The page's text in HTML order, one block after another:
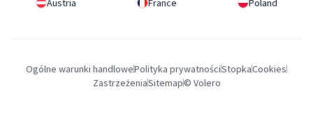
Ogólne warunki handlowePolityka prywatnościStopkaCookies
ZastrzeżeniaSitemap© Volero